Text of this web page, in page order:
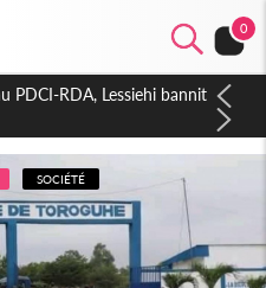
0
sanctions contre les
SOCIÉTÉ